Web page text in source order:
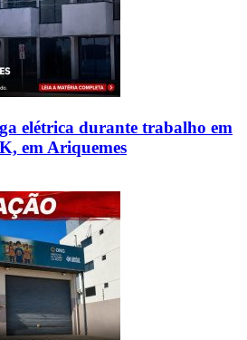
elétrica durante trabalho em
em Ariquemes